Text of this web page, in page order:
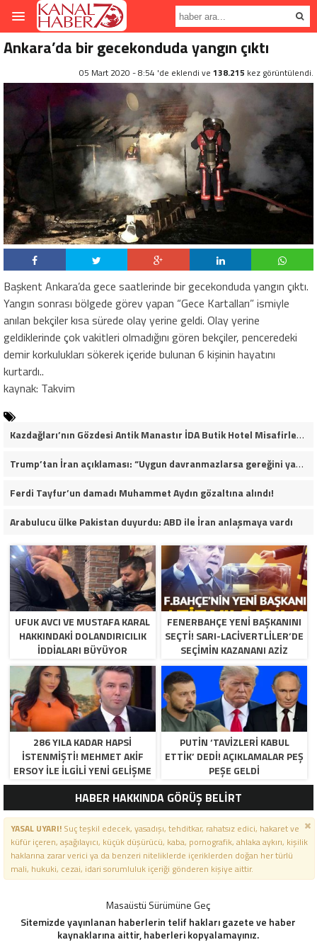
Ankara’da bir gecekonduda yangın çıktı
05 Mart 2020 - 8:54 'de eklendi ve 138.215 kez görüntülendi.
Başkent Ankara’da gece saatlerinde bir gecekonduda yangın çıktı.
Yangın sonrası bölgede görev yapan “Gece Kartalları” ismiyle
anılan bekçiler kısa sürede olay yerine geldi. Olay yerine
geldiklerinde çok vakitleri olmadığını gören bekçiler, penceredeki
demir korkulukları sökerek içeride bulunan 6 kişinin hayatını
kurtardı..
kaynak: Takvim
Kazdağları’nın Gözdesi Antik Manastır İDA Butik Hotel Misafirlerinden Tam Not Alıyor
Trump’tan İran açıklaması: “Uygun davranmazlarsa gereğini yaparım”
Ferdi Tayfur’un damadı Muhammet Aydın gözaltına alındı!
Arabulucu ülke Pakistan duyurdu: ABD ile İran anlaşmaya vardı
UFUK AVCI VE MUSTAFA KARAL
HAKKINDAKI DOLANDIRICILIK
İDDIALARI BÜYÜYOR
FENERBAHÇE YENI BAŞKANINI
SEÇTI! SARI-LACIVERTLILER’DE
SEÇIMIN KAZANANI AZIZ
YILDIRIM OLDU
286 YILA KADAR HAPSI
ISTENMIŞTI! MEHMET AKIF
ERSOY ILE ILGILI YENI GELIŞME
PUTIN ‘TAVIZLERI KABUL
ETTIK’ DEDI! AÇIKLAMALAR PEŞ
PEŞE GELDI
HABER HAKKINDA GÖRÜŞ BELİRT
YASAL UYARI!Suç teşkil edecek, yasadışı, tehditkar, rahatsız edici, hakaret ve
küfür içeren, aşağılayıcı, küçük düşürücü, kaba, pornografik, ahlaka aykırı, kişilik
haklarına zarar verici ya da benzeri niteliklerde içeriklerden doğan her türlü
mali, hukuki, cezai, idari sorumluluk içeriği gönderen kişiye aittir.
Masaüstü Sürümüne Geç
Sitemizde yayınlanan haberlerin telif hakları gazete ve haber
kaynaklarına aittir, haberleri kopyalamayınız.